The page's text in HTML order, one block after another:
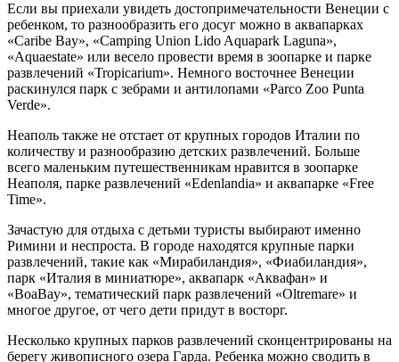
Если вы приехали увидеть достопримечательности Венеции с
ребенком, то разнообразить его досуг можно в аквапарках
«Caribe Bay», «Camping Union Lido Aquapark Laguna»,
«Aquaestate» или весело провести время в зоопарке и парке
развлечений «Tropicarium». Немного восточнее Венеции
раскинулся парк с зебрами и антилопами «Parco Zoo Punta
Verde».
Неаполь также не отстает от крупных городов Италии по
количеству и разнообразию детских развлечений. Больше
всего маленьким путешественникам нравится в зоопарке
Неаполя, парке развлечений «Edenlandia» и аквапарке «Free
Time».
Зачастую для отдыха с детьми туристы выбирают именно
Римини и неспроста. В городе находятся крупные парки
развлечений, такие как «Мирабиландия», «Фиабиландия»,
парк «Италия в миниатюре», аквапарк «Аквафан» и
«BoaBay», тематический парк развлечений «Oltremare» и
многое другое, от чего дети придут в восторг.
Несколько крупных парков развлечений сконцентрированы на
берегу живописного озера Гарда. Ребенка можно сводить в